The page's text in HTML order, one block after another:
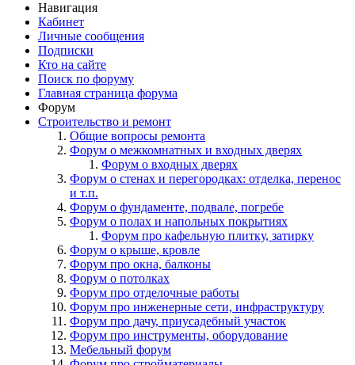
Навигация
Кабинет
Личные сообщения
Подписки
Кто на сайте
Поиск по форуму
Главная страница форума
Форум
Строительство и ремонт
Общие вопросы ремонта
Форум о межкомнатных и входных дверях
Форум о входных дверях
Форум о стенах и перегородках: отделка, перенос
и т.п.
Форум о фундаменте, подвале, погребе
Форум о полах и напольных покрытиях
Форум про кафельную плитку, затирку
Форум о крыше, кровле
Форум про окна, балконы
Форум о потолках
Форум про отделочные работы
Форум про инженерные сети, инфраструктуру
Форум про дачу, приусадебный участок
Форум про инструменты, оборудование
Мебельный форум